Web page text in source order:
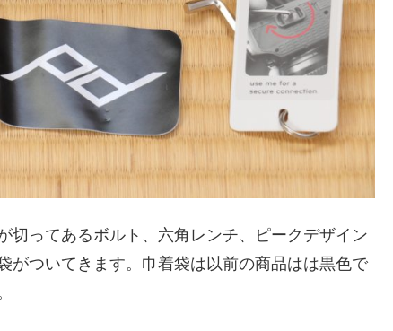
切ってあるボルト、六角レンチ、ピークデザイン
がついてきます。巾着袋は以前の商品はは黒色で